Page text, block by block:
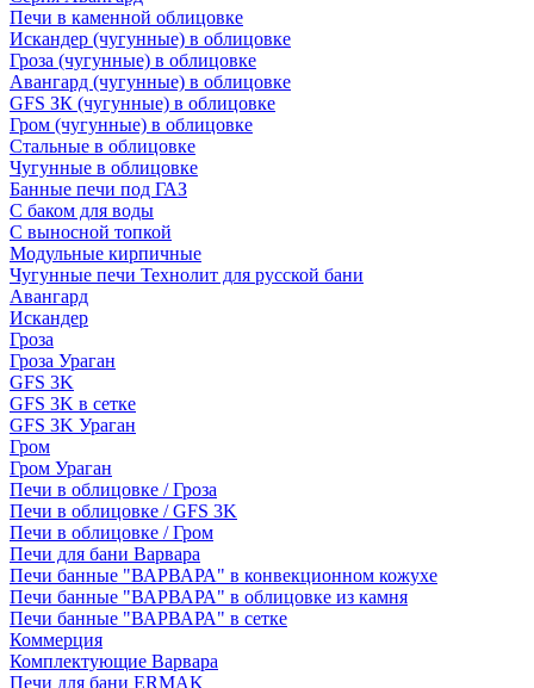
Печи в каменной облицовке
Искандер (чугунные) в облицовке
Гроза (чугунные) в облицовке
Авангард (чугунные) в облицовке
GFS ЗК (чугунные) в облицовке
Гром (чугунные) в облицовке
Стальные в облицовке
Чугунные в облицовке
Банные печи под ГАЗ
С баком для воды
С выносной топкой
Модульные кирпичные
Чугунные печи Технолит для русской бани
Авангард
Искандер
Гроза
Гроза Ураган
GFS 3K
GFS 3K в сетке
GFS 3K Ураган
Гром
Гром Ураган
Печи в облицовке / Гроза
Печи в облицовке / GFS 3K
Печи в облицовке / Гром
Печи для бани Варвара
Печи банные "ВАРВАРА" в конвекционном кожухе
Печи банные "ВАРВАРА" в облицовке из камня
Печи банные "ВАРВАРА" в сетке
Коммерция
Комплектующие Варвара
Печи для бани ERMAK